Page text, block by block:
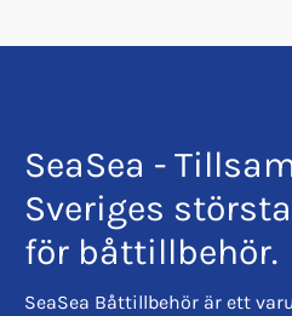
SeaSea -
Sveriges
för båttillbehör.
SeaSea Båttillbehör är ett